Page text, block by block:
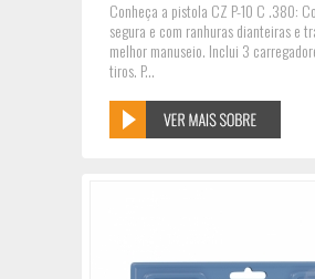
Conheça a pistola CZ P-10 C .380:
segura e com ranhuras dianteiras e
melhor manuseio. Inclui 3
tiros. P...